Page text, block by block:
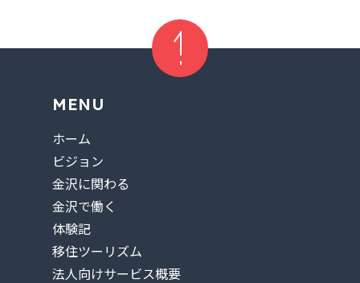
MENU
ホーム
ビジョン
金沢に関わる
金沢で働く
体験記
移住ツーリズム
法人向けサービス概要